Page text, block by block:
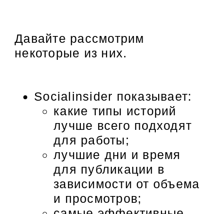
Давайте рассмотрим
некоторые из них.
Socialinsider показывает:
какие типы историй
лучше всего подходят
для работы;
лучшие дни и время
для публикации в
зависимости от объема
и просмотров;